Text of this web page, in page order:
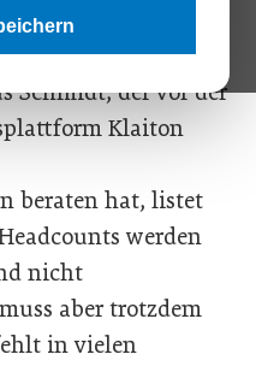
Krisen, auch das
vielfach
Schmidt, der vor der
Klaiton
beraten hat, listet
werden
nicht
aber trotzdem
in vielen